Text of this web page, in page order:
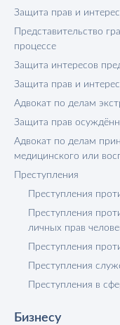
Защита прав и
Представительство
процессе
Защита интересов
Защита прав и
Адвокат по делам
Защита прав
Адвокат по делам
медицинского или
Преступления
Преступления
Преступления
личных прав
Преступления
Преступления
Преступления в
Бизнесу